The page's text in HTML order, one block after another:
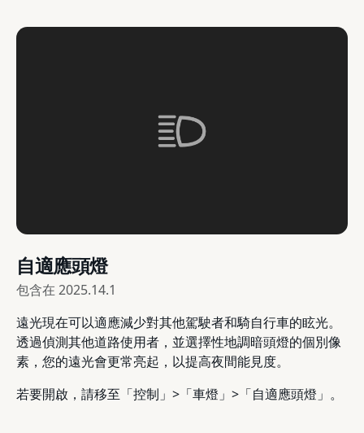
自適應頭燈
包含在 2025.14.1
遠光現在可以適應減少對其他駕駛者和騎自行車的眩光。
透過偵測其他道路使用者，並選擇性地調暗頭燈的個別像
素，您的遠光會更常亮起，以提高夜間能見度。
若要開啟，請移至「控制」>「車燈」>「自適應頭燈」。